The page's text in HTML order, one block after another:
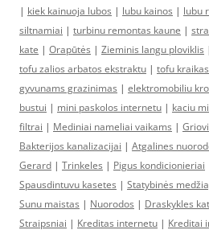
| kiek kainuoja lubos | lubu kainos | lubu
siltnamiai | turbinu remontas kaune |
kate | Orapūtės | Zieminis langu ploviklis
tofu zalios arbatos ekstraktu | tofu
gyvunams grazinimas | elektromobiliu
bustui | mini paskolos internetu | kaciu
filtrai | Mediniai nameliai vaikams |
Bakterijos kanalizacijai | Atgalines
Gerard | Trinkeles | Pigus kondicionieriai
Spausdintuvu kasetes | Statybinės
Sunu maistas | Nuorodos | Draskykles
Straipsniai | Kreditas internetu | Kreditai